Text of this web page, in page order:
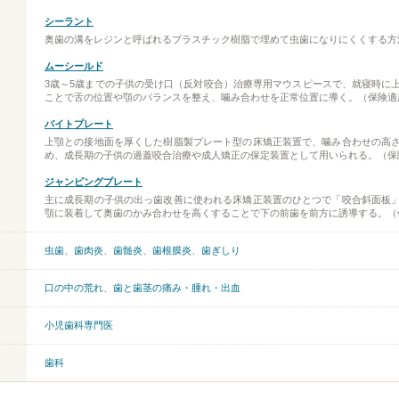
シーラント
奥歯の溝をレジンと呼ばれるプラスチック樹脂で埋めて虫歯になりにくくする方
ムーシールド
3歳～5歳までの子供の受け口（反対咬合）治療専用マウスピースで、就寝時に
ことで舌の位置や顎のバランスを整え、噛み合わせを正常位置に導く。（保険
バイトプレート
上顎との接地面を厚くした樹脂製プレート型の床矯正装置で、噛み合わせの高
め、成長期の子供の過蓋咬合治療や成人矯正の保定装置として用いられる。（
ジャンピングプレート
主に成長期の子供の出っ歯改善に使われる床矯正装置のひとつで「咬合斜面板
顎に装着して奥歯のかみ合わせを高くすることで下の前歯を前方に誘導する。
虫歯 歯肉炎 歯髄炎 歯根膜炎 歯ぎしり
口の中の荒れ 歯と歯茎の痛み・腫れ・出血
小児歯科専門医
歯科